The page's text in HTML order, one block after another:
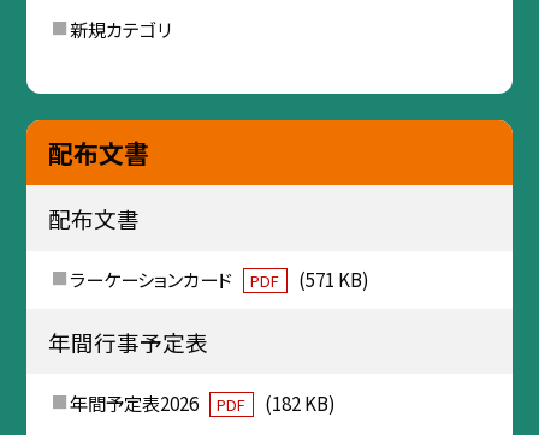
新規カテゴリ
配布文書
配布文書
ラーケーションカード PDF (571 KB)
年間行事予定表
年間予定表2026 PDF (182 KB)